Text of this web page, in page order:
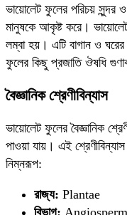
ভায়োলেট ফুলের পরিচয়
মানুষকে আকৃষ্ট করে।
লম্বা হয়। এটি বাগান ও
ফুলের কিছু প্রজাতি ঔষধি
বৈজ্ঞানিক শ্রেণীবিন্যাস
ভায়োলেট ফুলের বৈজ্ঞানিক
পাওয়া যায়। এই
নিম্নরূপ:
রাজ্য: Plantae
বিভাগ: